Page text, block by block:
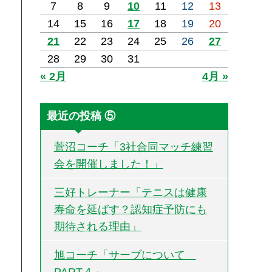
7 8 9 10 11 12
13
14
15 16 17 18 19
20
21
22 23 24 25 26
27
28
29 30
31
« 2月
4月 »
最近の投稿 ⑤
菅沼コーチ「3社合同マッチ練習
会を開催しました！」
三好トレーナー「テニスは健康
寿命を延ばす？認知症予防にも
期待される理由」
旭コーチ「サーブについて